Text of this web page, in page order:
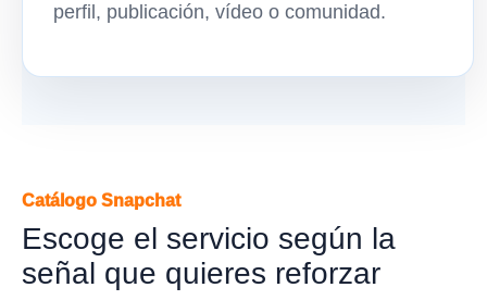
perfil, publicación, vídeo o comunidad.
Catálogo Snapchat
Escoge el servicio según la
señal que quieres reforzar